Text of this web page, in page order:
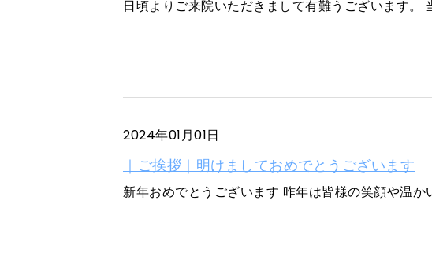
日頃よりご来院いただきまして有難うございます。
2024年01月01日
｜ご挨拶｜明けましておめでとうございます
新年おめでとうございます 昨年は皆様の笑顔や温